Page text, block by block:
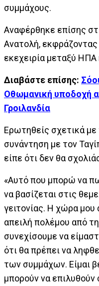
συμμάχους.
Αναφέρθηκε επίσης
Ανατολή, εκφράζοντας
εκεχειρία μεταξύ ΗΠΑ
Διαβάστε επίσης:
Οθωμανική υποδοχή
Γροιλανδία
Ερωτηθείς σχετικά
συνάντηση με τον
είπε ότι δεν θα
«Αυτό που μπορώ να
να βασίζεται στις
γειτονίας. Η χώρα μου
απειλή πολέμου από
συνεχίσουμε να
ότι θα πρέπει να
των συμμάχων. Είμαι
μπορούν να επιλυθούν